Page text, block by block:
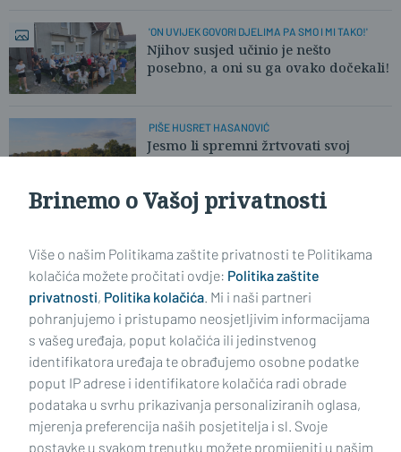
'ON UVIJEK GOVORI DJELIMA PA SMO I MI TAKO!'
Njihov susjed učinio je nešto
posebno, a oni su ga ovako dočekali!
PIŠE HUSRET HASANOVIĆ
Jesmo li spremni žrtvovati svoj
Impressum Uvjeti korištenja Politika privatnosti
Brinemo o Vašoj privatnosti
Više o našim Politikama zaštite privatnosti te Politikama
kolačića možete pročitati ovdje: Politika zaštite
privatnosti, Politika kolačića. Mi i naši partneri
pohranjujemo i pristupamo neosjetljivim informacijama
s vašeg uređaja, poput kolačića ili jedinstvenog
identifikatora uređaja te obrađujemo osobne podatke
poput IP adrese i identifikatore kolačića radi obrade
podataka u svrhu prikazivanja personaliziranih oglasa,
mjerenja preferencija naših posjetitelja i sl. Svoje
postavke u svakom trenutku možete promijeniti u našim